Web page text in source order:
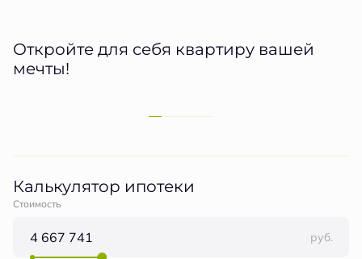
Откройте для себя квартиру вашей
мечты!
Калькулятор ипотеки
Стоимость
руб.